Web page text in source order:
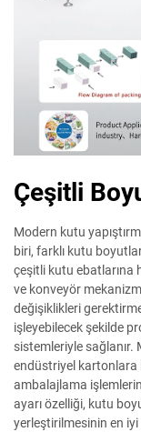
Çeşitli
Modern kutu
biri, farklı kutu
çeşitli kutu ebatlarına
ve konveyör
değişiklikleri
işleyebilecek şekilde
sistemleriyle
endüstriyel kartonlara
ambalajlama
ayarı özelliği, kutu
yerleştirilmesinin en iyi